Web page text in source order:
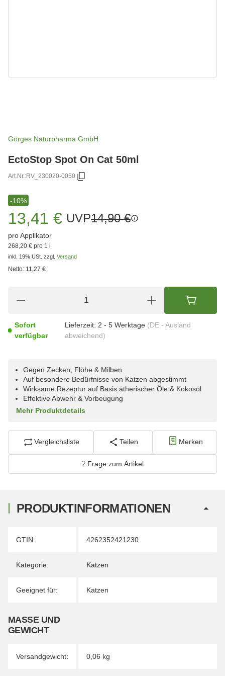
Görges Naturpharma GmbH
EctoStop Spot On Cat 50ml
Art.Nr.:RV_230020-0050
-10%
13,41 € UVP14,90 €
pro Applikator
268,20 € pro 1 l
inkl. 19% USt. zzgl. Versand
Netto: 11,27 €
Sofort
verfügbar
Lieferzeit: 2 - 5 Werktage (DE - Ausland
abweichend)
Gegen Zecken, Flöhe & Milben
Auf besondere Bedürfnisse von Katzen abgestimmt
Wirksame Rezeptur auf Basis ätherischer Öle & Kokosöl
Effektive Abwehr & Vorbeugung
Mehr Produktdetails
Vergleichsliste Teilen Merken
Frage zum Artikel
PRODUKTINFORMATIONEN
Produkteigenschaft
Wert
GTIN: 4262352421230
Kategorie: Katzen
Geeignet für: Katzen
MASSE UND G
EWICHT
Versandgewicht: 0,06 kg